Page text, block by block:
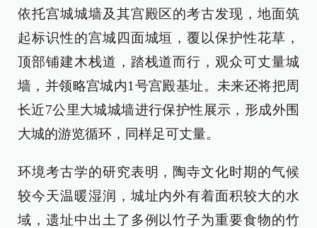
依托宫城城墙及其宫殿区的考古发现，地面筑
起标识性的宫城四面城垣，覆以保护性花草，
顶部铺建木栈道，踏栈道而行，观众可丈量城
墙，并领略宫城内1号宫殿基址。未来还将把周
长近7公里大城城墙进行保护性展示，形成外围
大城的游览循环，同样足可丈量。
环境考古学的研究表明，陶寺文化时期的气候
较今天温暖湿润，城址内外有着面积较大的水
域，遗址中出土了多例以竹子为重要食物的竹